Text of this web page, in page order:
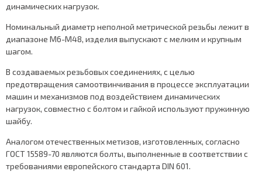
динамических нагрузок.
Номинальный диаметр неполной метрической резьбы лежит в
диапазоне М6-М48, изделия выпускают с мелким и крупным
шагом.
В создаваемых резьбовых соединениях, с целью
предотвращения самоотвинчивания в процессе эксплуатации
машин и механизмов под воздействием динамических
нагрузок, совместно с болтом и гайкой используют пружинную
шайбу.
Аналогом отечественных метизов, изготовленных, согласно
ГОСТ 15589-70 являются болты, выполненные в соответствии с
требованиями европейского стандарта DIN 601.